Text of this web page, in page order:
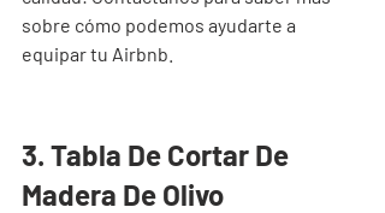
sobre cómo podemos ayudarte a
equipar tu Airbnb.
3. Tabla De Cortar De
Madera De Olivo